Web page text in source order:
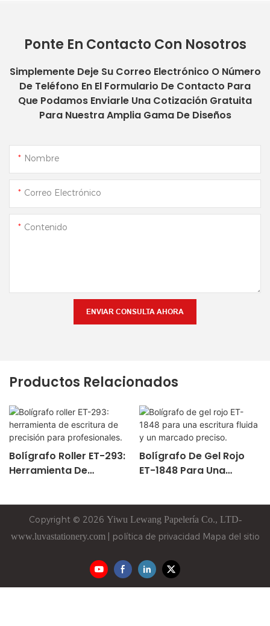
Ponte En Contacto Con Nosotros
Simplemente Deje Su Correo Electrónico O Número
De Teléfono En El Formulario De Contacto Para
Que Podamos Enviarle Una Cotización Gratuita
Para Nuestra Amplia Gama De Diseños
Nombre
Correo Electrónico
Contenido
ENVIAR CONSULTA AHORA
Productos Relacionados
Bolígrafo Roller ET-293:
Herramienta De
Bolígrafo De Gel Rojo
ET-1848 Para Una
Copyright © 2026 Yiwu Lewang Papelería Co., LTD-
www.luvastationery.com
política de privacidad Mapa del sitio